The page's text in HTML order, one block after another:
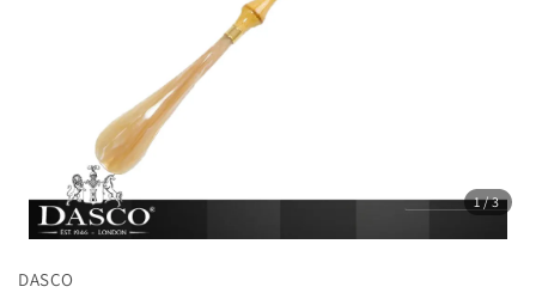
1/3
DASCO